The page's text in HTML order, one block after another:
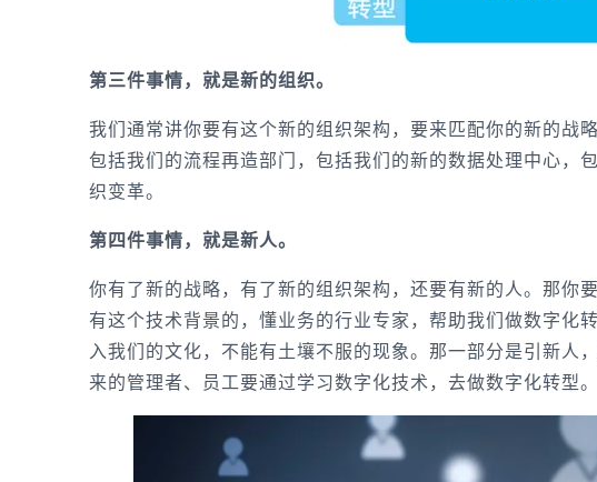
第三件事情，就是新的组织。
我们通常讲你要有这个新的组织架构，要来匹配你的新的战
包括我们的流程再造部门，包括我们的新的数据处理中心，
织变革。
第四件事情，就是新人。
你有了新的战略，有了新的组织架构，还要有新的人。那你
有这个技术背景的，懂业务的行业专家，帮助我们做数字化
入我们的文化，不能有土壤不服的现象。那一部分是引新人
来的管理者、员工要通过学习数字化技术，去做数字化转型。